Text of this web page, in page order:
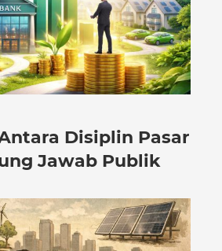
Disiplin Pasar
Jawab Publik